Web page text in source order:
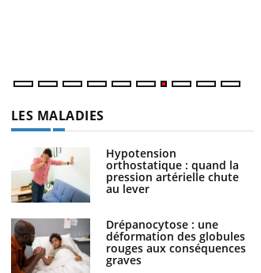
LES MALADIES
Hypotension
orthostatique : quand la
pression artérielle chute
au lever
Drépanocytose : une
déformation des globules
rouges aux conséquences
graves